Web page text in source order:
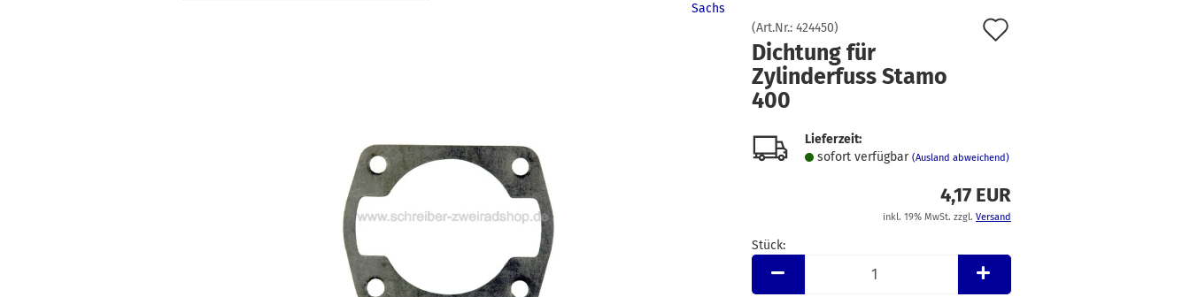
Sachs
(Art.Nr.: 424450)
Dichtung für
Zylinderfuss Stamo
400
Lieferzeit:
sofort verfügbar (Ausland abweichend)
4,17 EUR
inkl. 19% MwSt. zzgl. Versand
Stück:
Stück